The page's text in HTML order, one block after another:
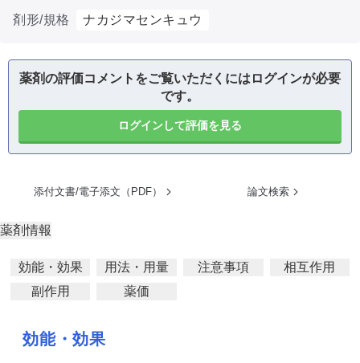
剤形/規格
ナカジマセンキュウ
薬剤の評価コメントをご覧いただくにはログインが必要
です。
ログインして評価を見る
添付文書/電子添文（PDF） 論文検索
薬剤情報
効能・効果 用法・用量 注意事項
相互作用
副作用
薬価
効能・効果